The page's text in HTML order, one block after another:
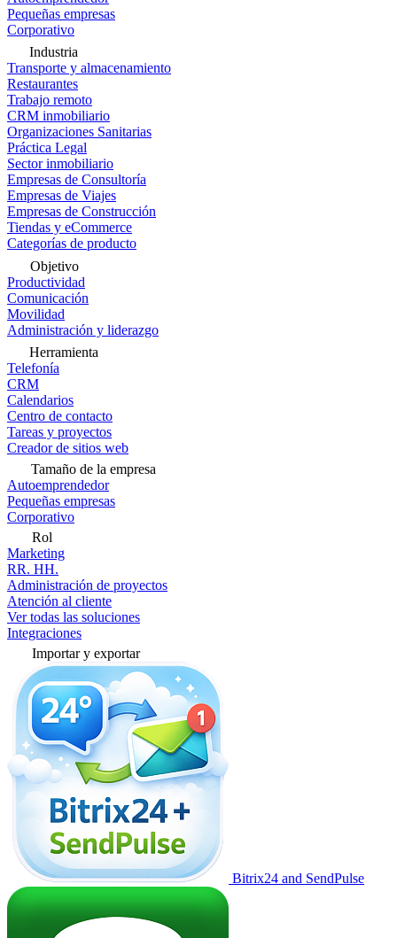
Pequeñas empresas
Corporativo
Industria
Transporte y almacenamiento
Restaurantes
Trabajo remoto
CRM inmobiliario
Organizaciones Sanitarias
Práctica Legal
Sector inmobiliario
Empresas de Consultoría
Empresas de Viajes
Empresas de Construcción
Tiendas y eCommerce
Categorías de producto
Objetivo
Productividad
Comunicación
Movilidad
Administración y liderazgo
Herramienta
Telefonía
CRM
Calendarios
Centro de contacto
Tareas y proyectos
Creador de sitios web
Tamaño de la empresa
Autoemprendedor
Pequeñas empresas
Corporativo
Rol
Marketing
RR. HH.
Administración de proyectos
Atención al cliente
Ver todas las soluciones
Integraciones
Importar y exportar
Bitrix24 and SendPulse